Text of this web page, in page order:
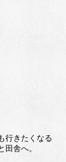
行きたくなる
田舎へ。